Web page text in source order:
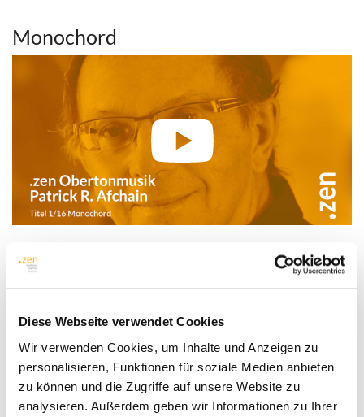
Diese Webseite verwendet Cookies
Wir verwenden Cookies, um Inhalte und Anzeigen zu
personalisieren, Funktionen für soziale Medien anbieten
zu können und die Zugriffe auf unsere Website zu
analysieren. Außerdem geben wir Informationen zu Ihrer
Monochord
Klang-Rezital Klang-Meditation
Entspannung durch
live Oberton-Musik
.zen Obertonmusik : Monochord
Eine Einladung in die Ruhe zu kommen